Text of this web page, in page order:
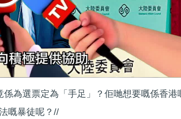
為選票定為「手足」？佢哋想要嘅係香港
嘅暴徒呢？//